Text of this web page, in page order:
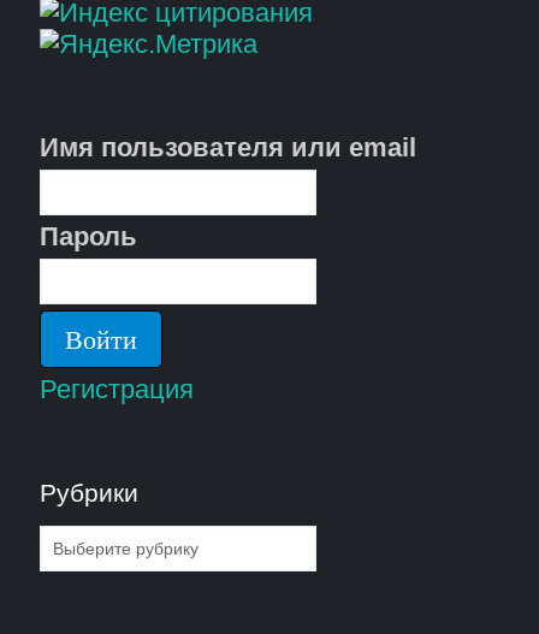
Имя пользователя или email
Пароль
Регистрация
Рубрики
Рубрики